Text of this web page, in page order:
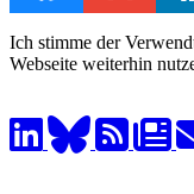
Ich stimme der
Webseite weiterhin